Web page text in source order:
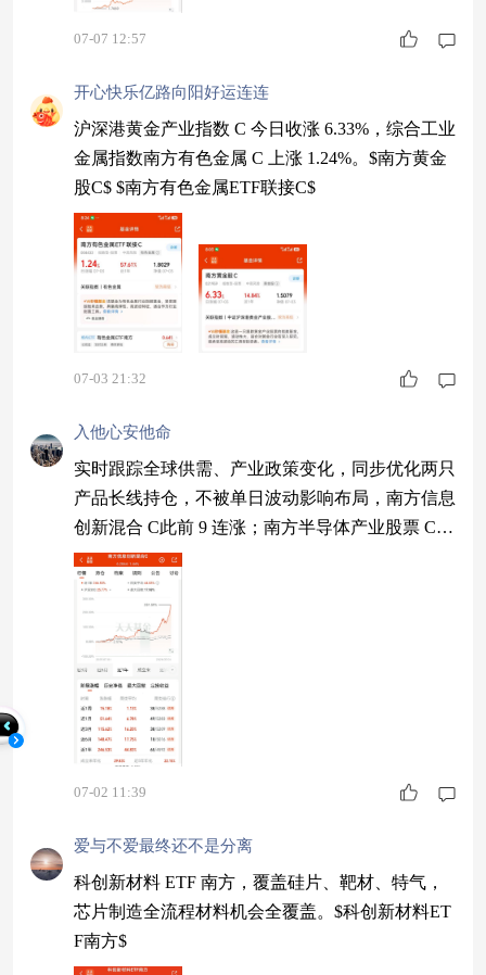
07-07 12:57
开心快乐亿路向阳好运连连
沪深港黄金产业指数 C 今日收涨 6.33%，综合工业
金属指数南方有色金属 C 上涨 1.24%。$南方黄金
股C$ $南方有色金属ETF联接C$
07-03 21:32
入他心安他命
实时跟踪全球供需、产业政策变化，同步优化两只
产品长线持仓，不被单日波动影响布局，南方信息
创新混合 C此前 9 连涨；南方半导体产业股票 C
兑现光刻机长期红利。$南方信息创新混合C$
07-02 11:39
爱与不爱最终还不是分离
科创新材料 ETF 南方，覆盖硅片、靶材、特气，
芯片制造全流程材料机会全覆盖。$科创新材料ET
F南方$